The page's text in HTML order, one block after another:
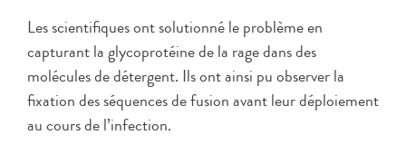
Les scientifiques ont solutionné le problème en
capturant la glycoprotéine de la rage dans des
molécules de détergent. Ils ont ainsi pu observer la
fixation des séquences de fusion avant leur déploiement
au cours de l’infection.